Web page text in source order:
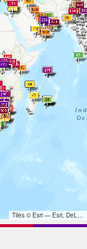
Tiles © Esri — Esri, DeLorme, NAVTEQ, TomTom, Intermap, iPC, USGS, FAO, NPS, NRCAN, GeoBase, Kadaster NL, Ordnance Survey, Esri Japan, METI, Esri China (Hong Kong), and the GIS User Community